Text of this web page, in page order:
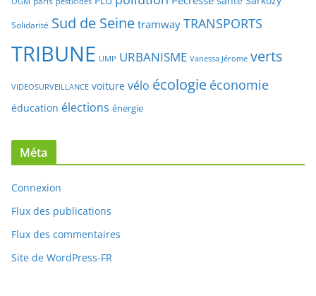
TRIBUNE UMP URBANISME Vanessa Jérome verts
VIDEOSURVEILLANCE voiture
Méta
Connexion
Flux des commentaires
Site de WordPress-FR